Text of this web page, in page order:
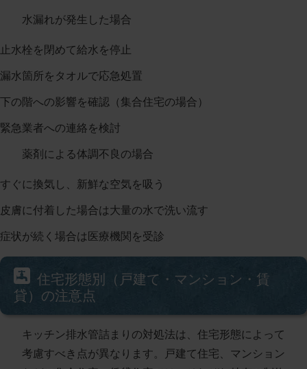
水漏れが発生した場合
止水栓を閉めて給水を停止
漏水箇所をタオルで応急処置
下の階への影響を確認（集合住宅の場合）
緊急業者への連絡を検討
薬剤による体調不良の場合
すぐに換気し、新鮮な空気を吸う
皮膚に付着した場合は大量の水で洗い流す
症状が続く場合は医療機関を受診
住宅形態別（戸建て・マンション・賃
貸）の注意点
キッチン排水管詰まりの対処法は、住宅形態によって
考慮すべき点が異なります。戸建て住宅、マンション